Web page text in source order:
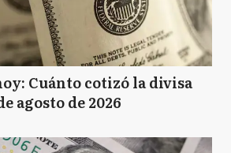
Cuánto cotizó la divisa
agosto de 2026